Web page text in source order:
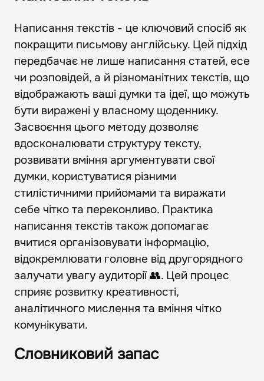
Написання текстів - це ключовий спосіб як
покращити письмову англійську. Цей підхід
передбачає не лише написання статей, есе
чи розповідей, а й різноманітних текстів, що
відображають ваші думки та ідеї, що можуть
бути виражені у власному щоденнику.
Засвоєння цього методу дозволяє
вдосконалювати структуру тексту,
розвивати вміння аргументувати свої
думки, користуватися різними
стилістичними прийомами та виражати
себе чітко та переконливо. Практика
написання текстів також допомагає
вчитися організовувати інформацію,
відокремлювати головне від другорядного
залучати увагу аудиторії 👥. Цей процес
сприяє розвитку креативності,
аналітичного мислення та вміння чітко
комунікувати.
Словниковий запас